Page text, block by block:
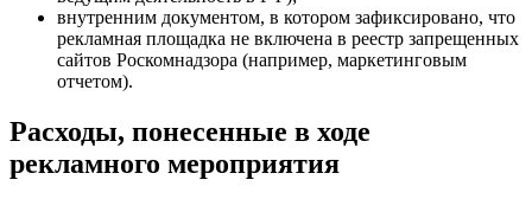
внутренним документом, в котором зафиксировано, что
рекламная площадка не включена в реестр запрещенных
сайтов Роскомнадзора (например, маркетинговым
отчетом).
Расходы, понесенные в ходе
рекламного мероприятия